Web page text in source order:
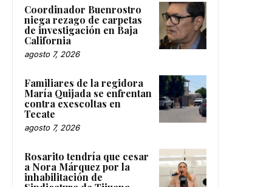
Coordinador Buenrostro
niega rezago de carpetas
de investigación en Baja
California
agosto 7, 2026
Familiares de la regidora
María Quijada se enfrentan
contra exescoltas en
Tecate
agosto 7, 2026
Rosarito tendría que cesar
a Nora Márquez por la
inhabilitación de